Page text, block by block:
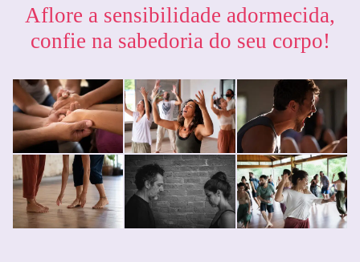
Aflore a sensibilidade adormecida,
confie na sabedoria do seu corpo!